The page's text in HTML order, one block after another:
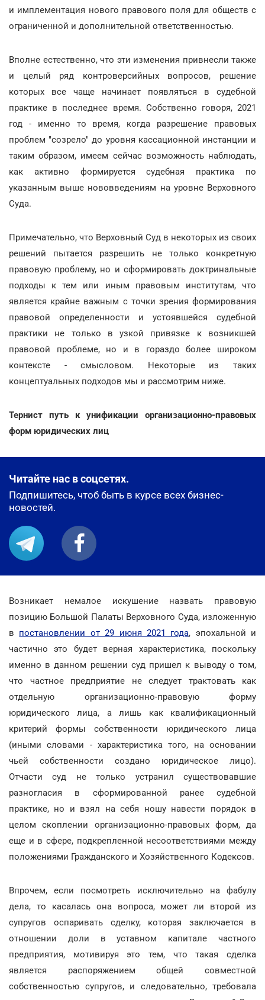
и имплементация нового правового поля для обществ с
ограниченной и дополнительной ответственностью.
Вполне естественно, что эти изменения привнесли также
и целый ряд контроверсийных вопросов, решение
которых все чаще начинает появляться в судебной
практике в последнее время. Собственно говоря, 2021
год - именно то время, когда разрешение правовых
проблем "созрело" до уровня кассационной инстанции и
таким образом, имеем сейчас возможность наблюдать,
как активно формируется судебная практика по
указанным выше нововведениям на уровне Верховного
Суда.
Примечательно, что Верховный Суд в некоторых из своих
решений пытается разрешить не только конкретную
правовую проблему, но и сформировать доктринальные
подходы к тем или иным правовым институтам, что
является крайне важным с точки зрения формирования
правовой определенности и устоявшейся судебной
практики не только в узкой привязке к возникшей
правовой проблеме, но и в гораздо более широком
контексте - смысловом. Некоторые из таких
концептуальных подходов мы и рассмотрим ниже.
Тернист путь к унификации организационно-правовых
форм юридических лиц
Читайте нас в соцсетях.
Подпишитесь, чтоб быть в курсе всех бизнес-
новостей.
Возникает немалое искушение назвать правовую
позицию Большой Палаты Верховного Суда, изложенную
в постановлении от 29 июня 2021 года, эпохальной и
частично это будет верная характеристика, поскольку
именно в данном решении суд пришел к выводу о том,
что частное предприятие не следует трактовать как
отдельную организационно-правовую форму
юридического лица, а лишь как квалификационный
критерий формы собственности юридического лица
(иными словами - характеристика того, на основании
чьей собственности создано юридическое лицо).
Отчасти суд не только устранил существовавшие
разногласия в сформированной ранее судебной
практике, но и взял на себя ношу навести порядок в
целом скоплении организационно-правовых форм, да
еще и в сфере, подкрепленной несоответствиями между
положениями Гражданского и Хозяйственного Кодексов.
Впрочем, если посмотреть исключительно на фабулу
дела, то касалась она вопроса, может ли второй из
супругов оспаривать сделку, которая заключается в
отношении доли в уставном капитале частного
предприятия, мотивируя это тем, что такая сделка
является распоряжением общей совместной
собственностью супругов, и следовательно, требовала